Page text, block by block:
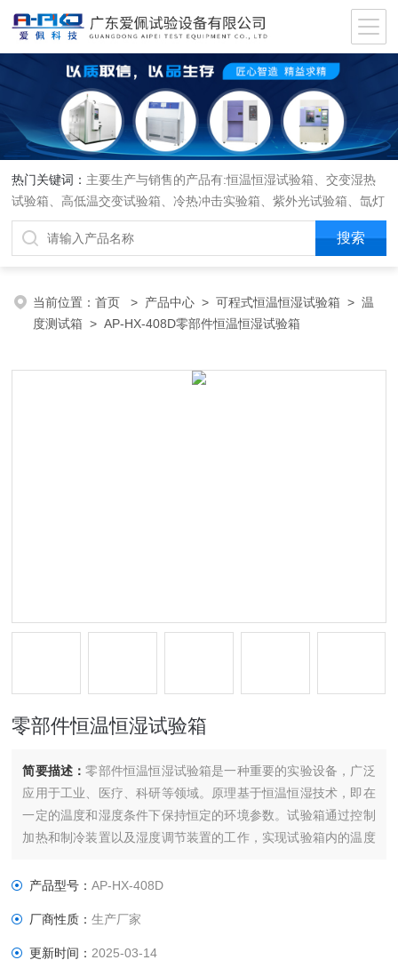
热门关键词： 主要生产与销售的产品有:恒温恒湿试验箱、交变湿热
试验箱、高低温交变试验箱、冷热冲击实验箱、紫外光试验箱、氙灯
老化箱、恒温恒湿实验室、沙尘试验箱、淋雨试验箱、盐水喷雾试验
箱、各种振动试验台、拉力试验机、蒸汽老化试验机、跌落试验机、
当前位置：首页 > 产品中心 >可程式恒温恒湿试验箱 >温
度测试箱 > AP-HX-408D零部件恒温恒湿试验箱
零部件恒温恒湿试验箱
简要描述：零部件恒温恒湿试验箱是一种重要的实验设备，广泛
应用于工业、医疗、科研等领域。原理基于恒温恒湿技术，即在
一定的温度和湿度条件下保持恒定的环境参数。试验箱通过控制
加热和制冷装置以及湿度调节装置的工作，实现试验箱内的温度
产品型号：AP-HX-408D
厂商性质：生产厂家
更新时间： 2025-03-14